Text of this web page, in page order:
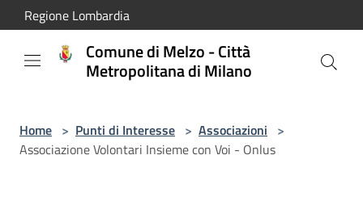
Salta al contenuto principale
Regione Lombardia
Comune di Melzo - Città
Metropolitana di Milano
Home > Punti di Interesse > Associazioni >
Associazione Volontari Insieme con Voi - Onlus